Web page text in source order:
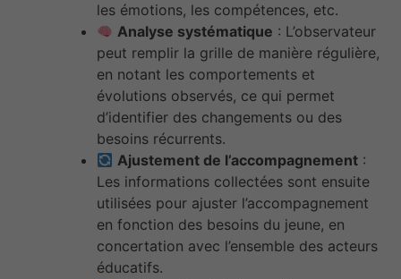
les émotions, les compétences, etc.
Analyse systématique : L’observateur
peut remplir la grille de manière régulière,
en notant les comportements et
évolutions observés, ce qui permet
d’identifier des changements ou des
besoins récurrents.
Ajustement de l’accompagnement :
Les informations collectées sont ensuite
utilisées pour ajuster l’accompagnement
en fonction des besoins du jeune, en
concertation avec l’ensemble des acteurs
éducatifs.